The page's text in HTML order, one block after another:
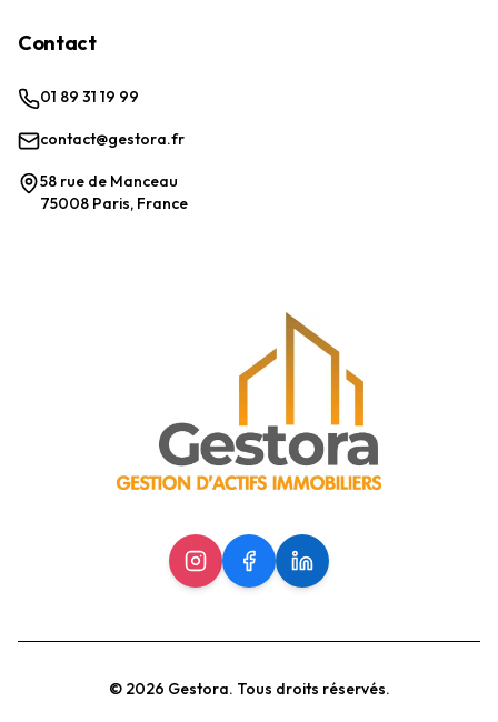
Contact
01 89 31 19 99
contact@gestora.fr
58 rue de Manceau
75008 Paris, France
© 2026 Gestora. Tous droits réservés.